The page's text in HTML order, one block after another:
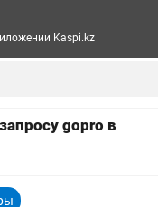
gopro в
Kaspi.kz